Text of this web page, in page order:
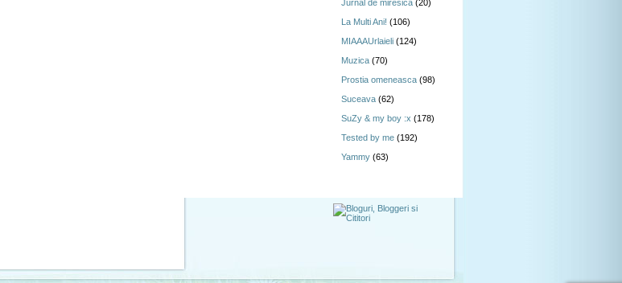
Jurnal de miresica (20)
La Multi Ani! (106)
MIAAAUrlaieli (124)
Muzica (70)
Prostia omeneasca (98)
Suceava (62)
SuZy & my boy :x (178)
Tested by me (192)
Yammy (63)